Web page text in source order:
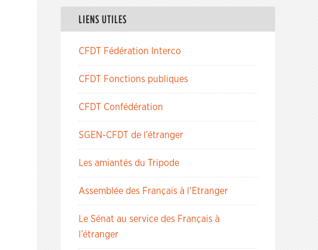
LIENS UTILES
CFDT Fédération Interco
CFDT Fonctions publiques
CFDT Confédération
SGEN-CFDT de l’étranger
Les amiantés du Tripode
Assemblée des Français à l’Etranger
Le Sénat au service des Français à
l’étranger